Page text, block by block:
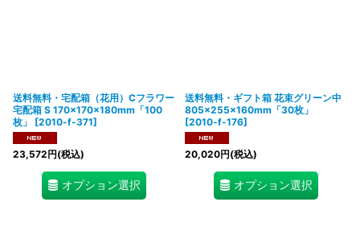
送料無料・宅配箱（花用）Cフラワー
宅配箱 S 170×170×180mm「100
枚」
[2010-f-371]
23,572円(税込)
オプション選択
送料無料・ギフト箱 花束グリーン中
805×255×160mm「30枚」
[2010-f-176]
20,020円(税込)
オプション選択